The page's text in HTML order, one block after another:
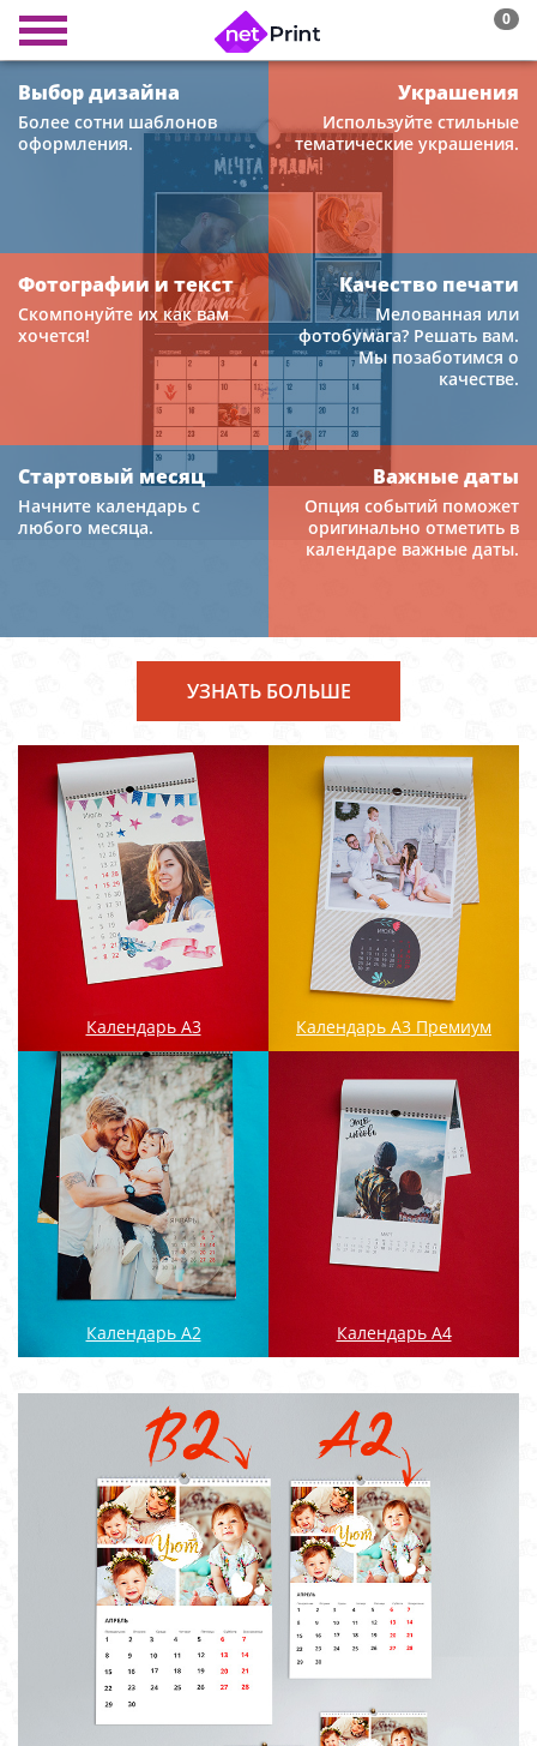
0
Выбор дизайна
Более сотни шаблонов
оформления.
Украшения
Используйте стильные
тематические украшения.
Фотографии и текст
Скомпонуйте их как вам
хочется!
Качество печати
Мелованная или
фотобумага? Решать вам.
Мы позаботимся о
качестве.
Стартовый месяц
Начните календарь с
любого месяца.
Важные даты
Опция событий поможет
оригинально отметить в
календаре важные даты.
УЗНАТЬ БОЛЬШЕ
Календарь А3 Календарь А3 Премиум
Календарь А2 Календарь А4